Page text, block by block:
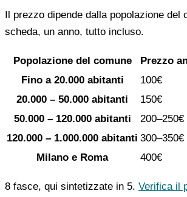
Il prezzo dipende dalla popolazione del
scheda, un anno, tutto incluso.
Popolazione del comune
Prezzo
Fino a 20.000 abitanti
100€
20.000 – 50.000 abitanti
150€
50.000 – 120.000 abitanti
200–250€
120.000 – 1.000.000 abitanti 300–350€
Milano e Roma
400€
8 fasce, qui sintetizzate in 5. Verifica il